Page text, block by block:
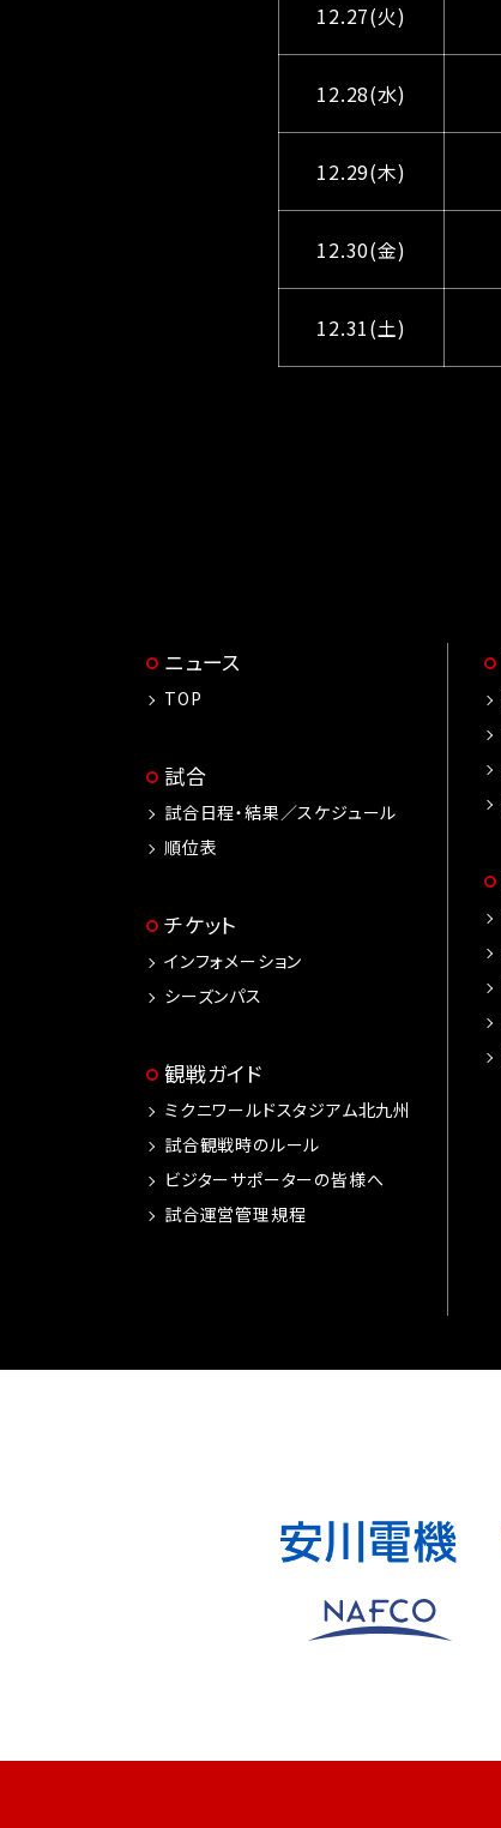
12.27(火)
12.28(水)
12.29(木)
12.30(金)
12.31(土)
ニュース
TOP
試合
試合日程・結果／スケジュール
順位表
チケット
インフォメーション
シーズンパス
観戦ガイド
ミクニワールドスタジアム北九州
試合観戦時のルール
ビジターサポーターの皆様へ
試合運営管理規程